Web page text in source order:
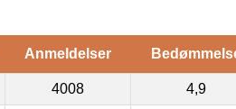
Anmeldelser
4008 4,9